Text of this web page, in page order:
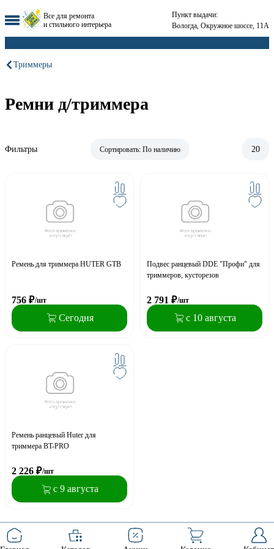
Все для ремонта
и стильного интерьера
Пункт выдачи:
Вологда, Окружное шоссе, 11А
Триммеры
Ремни д/триммера
Фильтры Сортировать: По наличию 20
Ремень для триммера HUTER GTB
756 ₽/шт
Сегодня
Подвес ранцевый DDE "Профи" для
триммеров, кусторезов
2 791 ₽/шт
с 10 августа
Ремень ранцевый Huter для
триммера BT-PRO
2 226 ₽/шт
с 9 августа